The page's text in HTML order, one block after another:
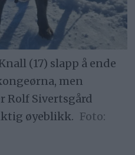
(17) slapp å ende
men
Rolf Sivertsgård
øyeblikk.